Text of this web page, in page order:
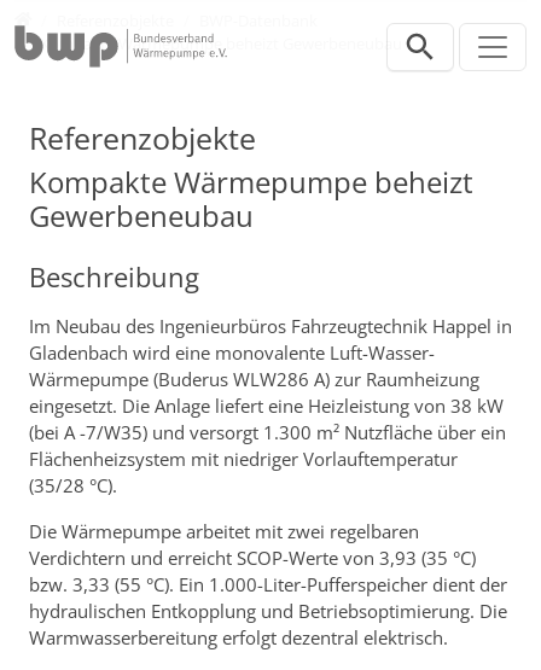
Kompakte Wärmepumpe beheizt Gewerbeneubau
Referenzobjekte
Kompakte Wärmepumpe beheizt
Gewerbeneubau
Beschreibung
Im Neubau des Ingenieurbüros Fahrzeugtechnik Happel in
Gladenbach wird eine monovalente Luft-Wasser-
Wärmepumpe (Buderus WLW286 A) zur Raumheizung
eingesetzt. Die Anlage liefert eine Heizleistung von 38 kW
(bei A -7/W35) und versorgt 1.300 m² Nutzfläche über ein
Flächenheizsystem mit niedriger Vorlauftemperatur
(35/28 °C).
Die Wärmepumpe arbeitet mit zwei regelbaren
Verdichtern und erreicht SCOP-Werte von 3,93 (35 °C)
bzw. 3,33 (55 °C). Ein 1.000-Liter-Pufferspeicher dient der
hydraulischen Entkopplung und Betriebsoptimierung. Die
Warmwasserbereitung erfolgt dezentral elektrisch.